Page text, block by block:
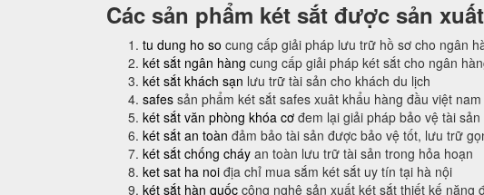
Các sản phẩm két sắt được sản
tu dung ho so cung cấp giải pháp lưu trữ hồ sơ cho ngân
két sắt ngân hàng cung cấp giải pháp két sắt cho ngân
két sắt khách sạn lưu trữ tài sản cho khách du lịch
safes sản phẩm két sắt safes xuât khẩu hàng đầu việt nam
két sắt văn phòng khóa cơ đem lại giải pháp bảo vệ tài
két sắt an toàn đảm bảo tài sản được bảo vệ tốt, lưu trữ
két sắt chống cháy an toàn lưu trữ tài sản trong hỏa hoạn
ket sat ha noi địa chỉ mua sắm két sắt uy tín tại hà nội
két sắt hàn quốc công nghệ sản xuất két sắt thiết kế năng